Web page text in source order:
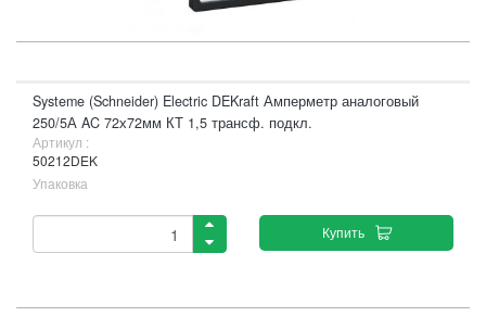
Systeme (Schneider) Electric DEKraft Амперметр аналоговый
250/5А AC 72х72мм КТ 1,5 трансф. подкл.
Артикул :
50212DEK
Упаковка
Купить